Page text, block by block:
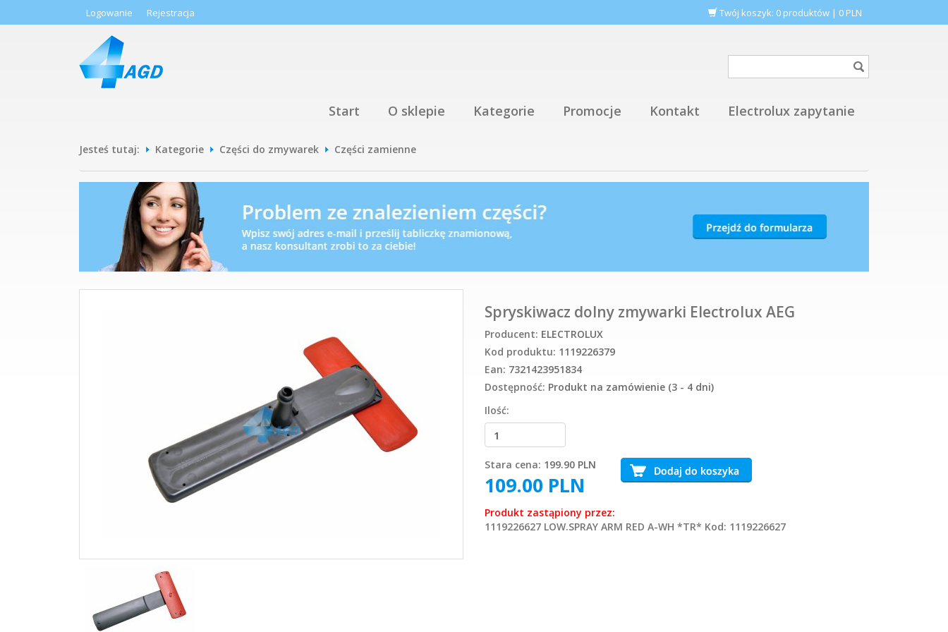
Logowanie Rejestracja Twój koszyk: 0 produktów | 0 PLN
Start O sklepie Kategorie Promocje Kontakt Electrolux zapytanie
Jesteś tutaj: Kategorie Części do zmywarek Części zamienne
Spryskiwacz dolny zmywarki Electrolux AEG
Producent: ELECTROLUX
Kod produktu: 1119226379
Ean: 7321423951834
Dostępność: Produkt na zamówienie (3 - 4 dni)
Ilość:
Stara cena: 199.90 PLN
109.00 PLN
Produkt zastąpiony przez:
1119226627 LOW.SPRAY ARM RED A-WH *TR* Kod: 1119226627